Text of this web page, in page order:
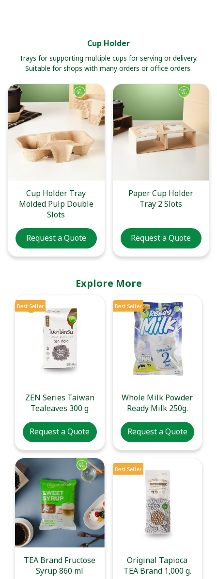
Cup Holder
Trays for supporting multiple cups for serving or delivery.
Suitable for shops with many orders or office orders.
Cup Holder Tray
Molded Pulp Double
Slots
Request a Quote
Paper Cup Holder
Tray 2 Slots
Request a Quote
Explore More
Best Seller
ZEN Series Taiwan
Tealeaves 300 g
Request a Quote
Best Seller
Whole Milk Powder
Ready Milk 250g.
Request a Quote
TEA Brand Fructose
Syrup 860 ml
Best Seller
Original Tapioca
TEA Brand 1,000 g.